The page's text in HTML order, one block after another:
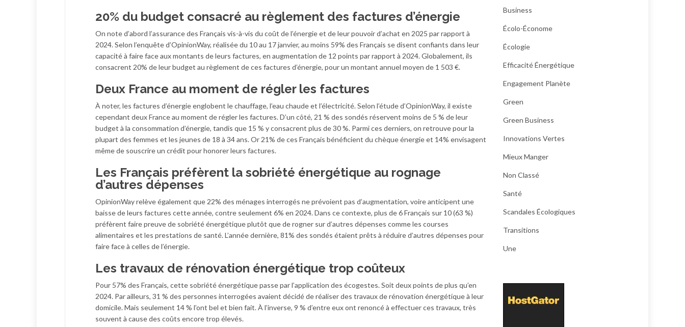
20% du budget consacré au règlement des factures d’énergie
On note d’abord l’assurance des Français vis-à-vis du coût de l’énergie et de leur pouvoir d’achat en 2025 par rapport à
2024. Selon l’enquête d’OpinionWay, réalisée du 10 au 17 janvier, au moins 59% des Français se disent confiants dans leur
capacité à faire face aux montants de leurs factures, en augmentation de 12 points par rapport à 2024. Globalement, ils
consacrent 20% de leur budget au règlement de ces factures d’énergie, pour un montant annuel moyen de 1 503 €.
Deux France au moment de régler les factures
À noter, les factures d’énergie englobent le chauffage, l’eau chaude et l’électricité. Selon l’étude d’OpinionWay, il existe
cependant deux France au moment de régler les factures. D’un côté, 21 % des sondés réservent moins de 5 % de leur
budget à la consommation d’énergie, tandis que 15 % y consacrent plus de 30 %. Parmi ces derniers, on retrouve pour la
plupart des femmes et les jeunes de 18 à 34 ans. Or 21% de ces Français bénéficient du chèque énergie et 14% envisagent
même de souscrire un crédit pour honorer leurs factures.
Les Français préfèrent la sobriété énergétique au rognage
d’autres dépenses
OpinionWay relève également que 22% des ménages interrogés ne prévoient pas d’augmentation, voire anticipent une
baisse de leurs factures cette année, contre seulement 6% en 2024. Dans ce contexte, plus de 6 Français sur 10 (63 %)
préfèrent faire preuve de sobriété énergétique plutôt que de rogner sur d’autres dépenses comme les courses
alimentaires et les prestations de santé. L’année dernière, 81% des sondés étaient prêts à réduire d’autres dépenses pour
faire face à celles de l’énergie.
Les travaux de rénovation énergétique trop coûteux
Pour 57% des Français, cette sobriété énergétique passe par l’application des écogestes. Soit deux points de plus qu’en
2024. Par ailleurs, 31 % des personnes interrogées avaient décidé de réaliser des travaux de rénovation énergétique à leur
domicile. Mais seulement 14 % l’ont bel et bien fait. À l’inverse, 9 % d’entre eux ont renoncé à effectuer ces travaux, très
souvent à cause des coûts encore trop élevés.
Business
Écolo-Économe
Écologie
Efficacité Énergétique
Engagement Planète
Green
Green Business
Innovations Vertes
Mieux Manger
Non Classé
Santé
Scandales Écologiques
Transitions
Une